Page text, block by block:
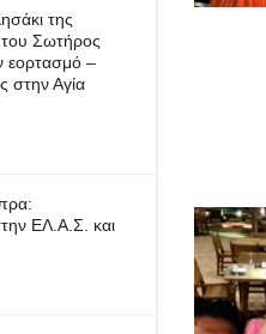
της
Σωτήρος
εορτασμό –
στην Αγία
ΕΛ.Α.Σ. και